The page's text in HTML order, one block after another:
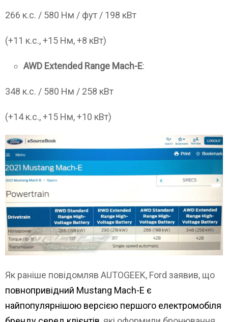
266 к.с. / 580 Нм / фут / 198 кВт
(+11 к.с., +15 Нм, +8 кВт)
AWD Extended Range Mach-E:
348 к.с. / 580 Нм / 258 кВт
(+14 к.с., +15 Нм, +10 кВт)
Як раніше повідомляв AUTOGEEK, Ford заявив, що
повнопривідний Mustang Mach-E є
найпопулярнішою версією першого електромобіля